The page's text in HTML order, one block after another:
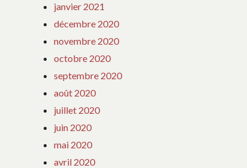
janvier 2021
décembre 2020
novembre 2020
octobre 2020
septembre 2020
août 2020
juillet 2020
juin 2020
mai 2020
avril 2020